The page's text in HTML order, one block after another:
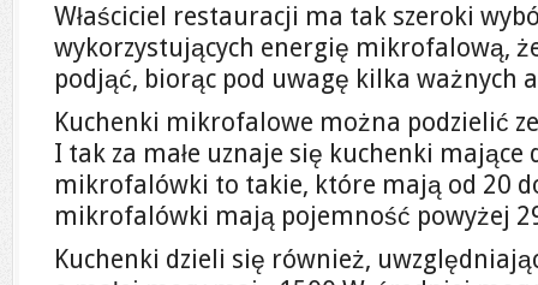
Właściciel restauracji ma tak szeroki
wykorzystujących energię mikrofalową,
podjąć, biorąc pod uwagę kilka ważnych
Kuchenki mikrofalowe można podzielić
I tak za małe uznaje się kuchenki
mikrofalówki to takie, które mają od 20
mikrofalówki mają pojemność powyżej
Kuchenki dzieli się również,